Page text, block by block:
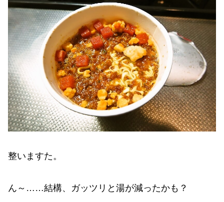
整いますた。
ん～……結構、ガッツリと湯が減ったかも？